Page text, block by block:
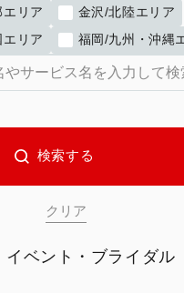
リア
金沢/北陸エリア
リア
福岡/九州・沖縄
イベント・ブライダル